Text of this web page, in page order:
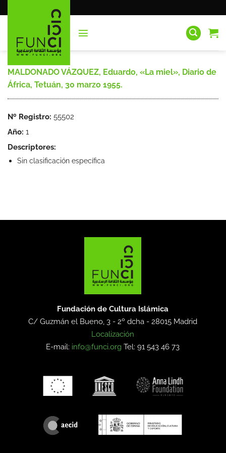
al
MALDONADO VÁZQUEZ, Eduardo, «La miel», Diario de
África, Tetuán, 30 marzo 1955.
Nº Registro: 55502
Año: 1
Descriptores:
Sin clasificación específica
Fundación de Cultura Islámica
C/ Guzmán el Bueno, 3 - 2º dcha -28015 Madrid
Localización
E-mail: info@funci.org Tel: 91 543 46 73